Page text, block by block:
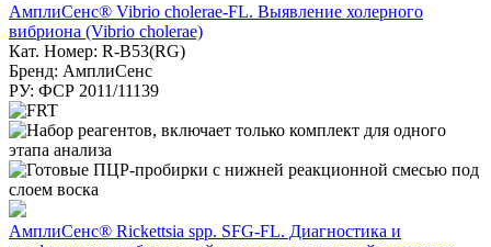
АмплиСенс® Vibrio cholerae-FL. Выявление холерного
вибриона (Vibrio cholerae)
Кат. Номер: R-B53(RG)
Бренд: АмплиСенс
РУ: ФСР 2011/11139
АмплиСенс® Rickettsia spp. SFG-FL. Диагностика и